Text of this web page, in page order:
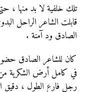
تلك خلفية لا بد منها
قابلت الشاعر الراحل
الصادق ود آمنة .
كان للشاعر الصادق
في كامل أرض الشكرية
رجل فارع الطول ، دقيق